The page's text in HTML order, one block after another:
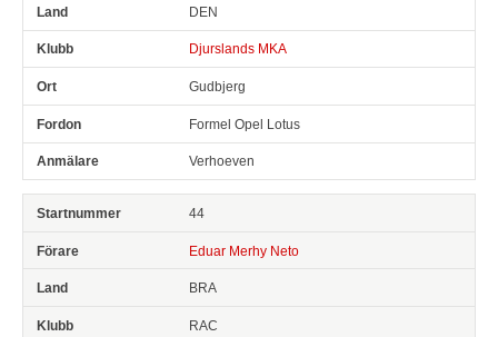
DEN
Djurslands MKA
Gudbjerg
Formel Opel Lotus
Verhoeven
44
Eduar Merhy Neto
BRA
RAC